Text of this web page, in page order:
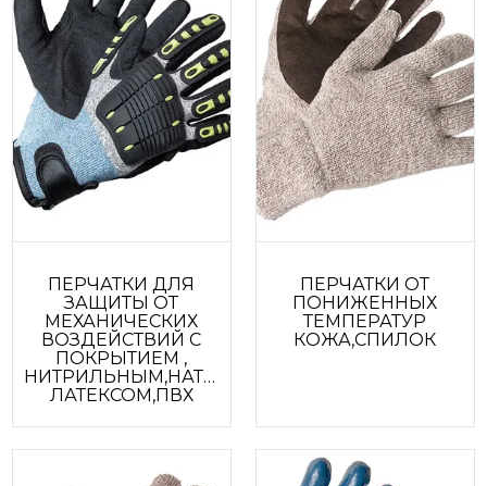
ПЕРЧАТКИ ДЛЯ
ЗАЩИТЫ ОТ
МЕХАНИЧЕСКИХ
ВОЗДЕЙСТВИЙ С
ПОКРЫТИЕМ ,
НИТРИЛЬНЫМ,НАТУРАЛЬНЫМ
ЛАТЕКСОМ,ПВХ
ПЕРЧАТКИ ОТ
ПОНИЖЕННЫХ
ТЕМПЕРАТУР
КОЖА,СПИЛОК